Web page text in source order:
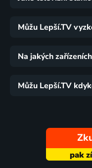
Můžu Lepší.TV
Na jakých
Můžu Lepší.TV